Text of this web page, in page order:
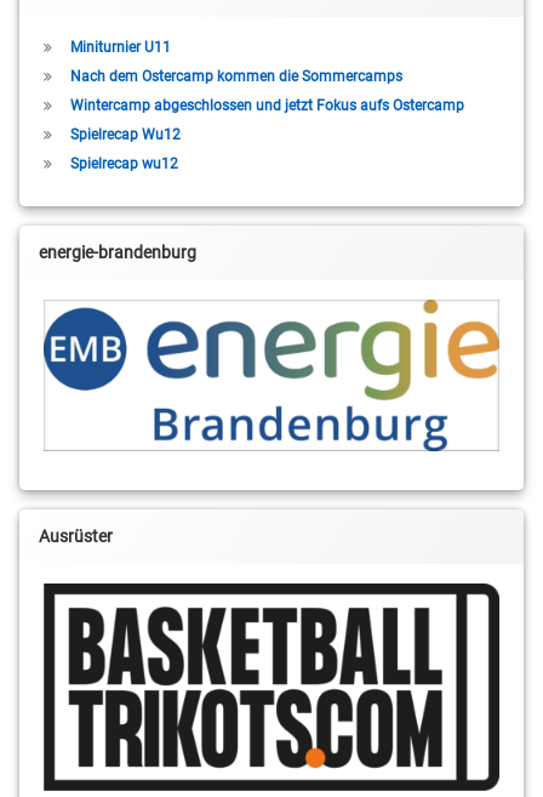
Miniturnier U11
Nach dem Ostercamp kommen die Sommercamps
Wintercamp abgeschlossen und jetzt Fokus aufs Ostercamp
Spielrecap Wu12
Spielrecap wu12
energie-brandenburg
Ausrüster